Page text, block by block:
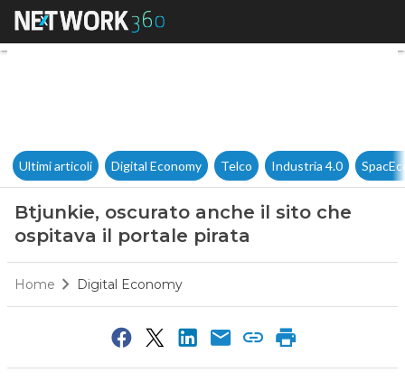
Btjunkie, oscurato anche il
Ultimi articoli Digital Economy Telco Industria 4.0
Btjunkie, oscurato anche il sito che
ospitava il portale pirata
Home Digital Economy